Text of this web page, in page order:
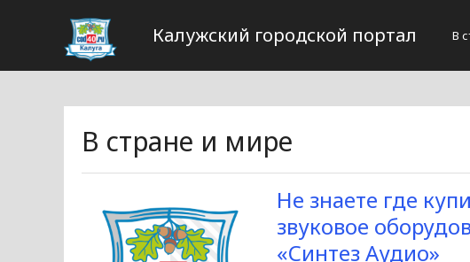
Калужский городской портал В
В стране и мире
Не знаете где
звуковое
«Синтез Аудио»